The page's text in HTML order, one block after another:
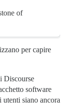
of
per capire
Discourse
software
siano ancora